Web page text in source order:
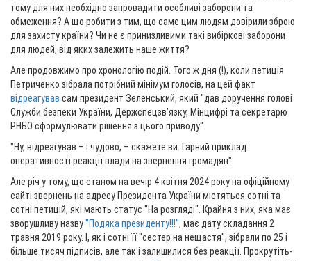
тому для них необхідно запровадити особливі заборони та
обмеження? А що робити з тим, що саме цим людям довірили зброю
для захисту країни? Чи не є принизливими такі вибіркові заборони
для людей, від яких залежить наше життя?
Але продовжимо про хронологію подій. Того ж дня (!), коли петиція
Петриченко зібрала потрібний мінімум голосів, на цей факт
відреагував сам президент Зеленський, який "дав доручення голові
Служби безпеки України, Держспецзвʼязку, Мінцифрі та секретарю
РНБО сформулювати рішення з цього приводу".
"Ну, відреагував – і чудово, – скажете ви. Гарний приклад
оперативності реакції влади на звернення громадян".
Але річ у тому, що станом на вечір 4 квітня 2024 року на офіційному
сайті звернень на адресу Президента України містяться сотні та
сотні петицій, які мають статус "На розгляді". Крайня з них, яка має
зворушливу назву"Подяка президенту!!!", має дату складання 2
травня 2019 року. І, як і сотні її "сестер на нещастя", зібрали по 25 і
більше тисяч підписів, але так і залишилися без реакції. Прокрутіть-